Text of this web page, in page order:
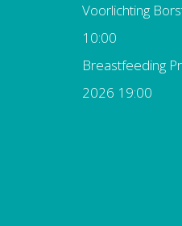
Voorlichting
10:00
Breastfeeding
2026 19:00